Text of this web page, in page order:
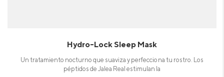
Hydro-Lock Sleep Mask
Un tratamiento nocturno que suaviza y perfecciona tu rostro. Los
péptidos de Jalea Real estimulan la